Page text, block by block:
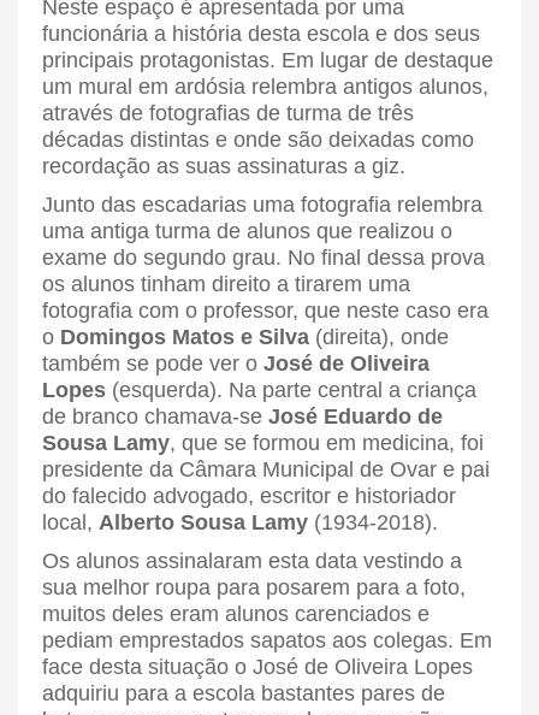
Neste espaço é apresentada por uma
funcionária a história desta escola e dos seus
principais protagonistas. Em lugar de destaque
um mural em ardósia relembra antigos alunos,
através de fotografias de turma de três
décadas distintas e onde são deixadas como
recordação as suas assinaturas a giz.
Junto das escadarias uma fotografia relembra
uma antiga turma de alunos que realizou o
exame do segundo grau. No final dessa prova
os alunos tinham direito a tirarem uma
fotografia com o professor, que neste caso era
o Domingos Matos e Silva (direita), onde
também se pode ver o José de Oliveira
Lopes (esquerda). Na parte central a criança
de branco chamava-se José Eduardo de
Sousa Lamy, que se formou em medicina, foi
presidente da Câmara Municipal de Ovar e pai
do falecido advogado, escritor e historiador
local, Alberto Sousa Lamy (1934-2018).
Os alunos assinalaram esta data vestindo a
sua melhor roupa para posarem para a foto,
muitos deles eram alunos carenciados e
pediam emprestados sapatos aos colegas. Em
face desta situação o José de Oliveira Lopes
adquiriu para a escola bastantes pares de